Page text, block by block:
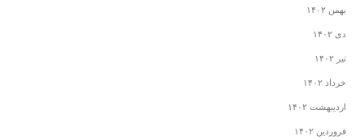
بهمن ۱۴۰۲
دی ۱۴۰۲
تیر ۱۴۰۲
خرداد ۱۴۰۲
اردیبهشت ۱۴۰۲
فروردین ۱۴۰۲